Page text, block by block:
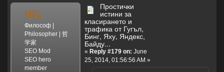
MSL
Философ |
Philosopher | 哲
学家
SEO Mod
SEO hero
member
Простички
истини за
класирането и
трафика от Гугъл,
Бинг, Яху, Яндекс,
Байду...
« Reply #179 on: June
25, 2014, 01:56:56 AM »